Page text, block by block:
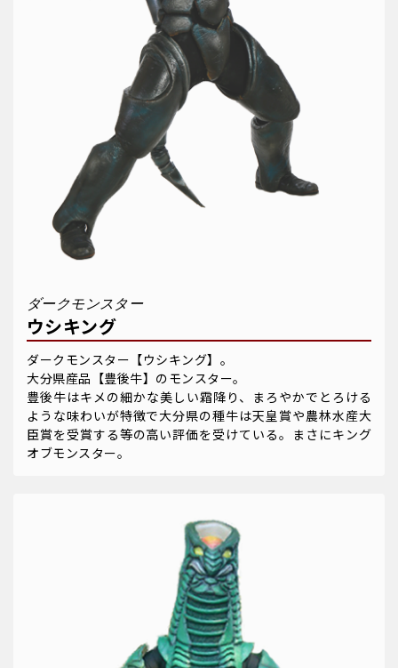
ダークモンスター
ウシキング
ダークモンスター【ウシキング】。
大分県産品【豊後牛】のモンスター。
豊後牛はキメの細かな美しい霜降り、まろやかでとろける
ような味わいが特徴で大分県の種牛は天皇賞や農林水産大
臣賞を受賞する等の高い評価を受けている。まさにキング
オブモンスター。